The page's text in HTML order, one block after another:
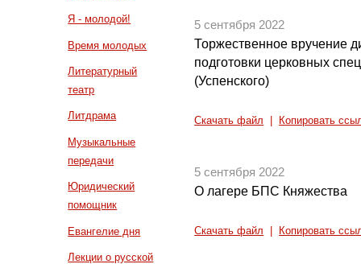
Я - молодой!
Время молодых
Литературный
театр
Литдрама
Музыкальные
передачи
Юридический
помощник
Евангелие дня
Лекции о русской
5 сентября 2022
Торжественное вручение
подготовки церковных
(Успенского)
Скачать файл Копировать
5 сентября 2022
О лагере БПС Княжества
Скачать файл Копировать